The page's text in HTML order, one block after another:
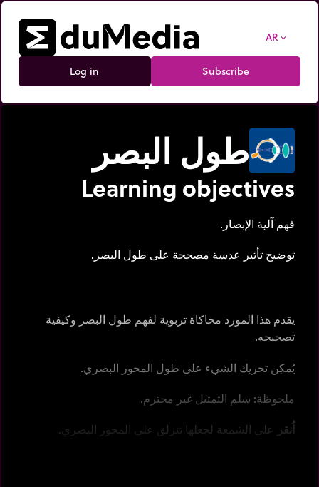
AR expand_more
Log in Subscribe
طول البصر
Learning objectives
فهم آلية الإبصار.
توضيح تأثير عدسة مصححة على طول البصر.
يقدم هذا المورد محاكاة تربوية لفهم طول البصر وكيفية
تصحيحه.
يُمكِن تحريك الشيء على طول المحور البصري.
ملحوظة: سلم التمثيل غير محترم.
اُنقر على الشمعة لجعلها تنزلق على المحور البصري.